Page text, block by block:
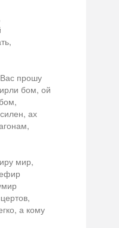
прошу
бом, ой
ах
мир,
а кому